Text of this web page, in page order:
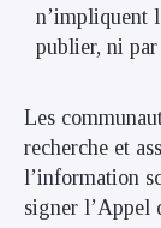
n’impliquent
publier, ni par
Les
recherche et
l’information
signer l’Appel